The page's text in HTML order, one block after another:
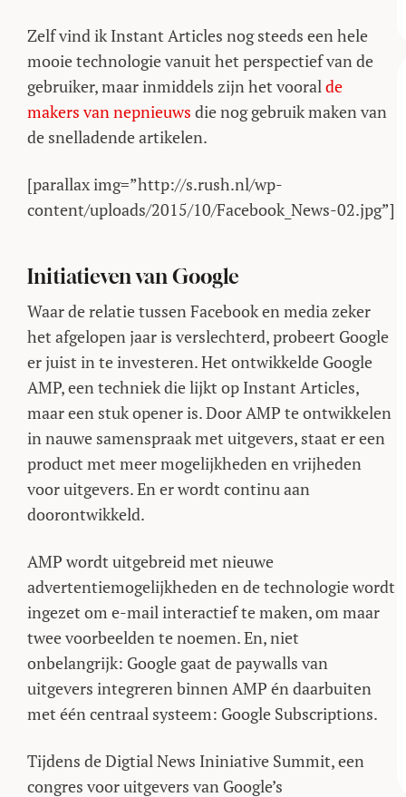
Zelf vind ik Instant Articles nog steeds een hele
mooie technologie vanuit het perspectief van de
gebruiker, maar inmiddels zijn het vooralde
makers van nepnieuws die nog gebruik maken van
de snelladende artikelen.
[parallax img=”http://s.rush.nl/wp-
content/uploads/2015/10/Facebook_News-02.jpg”]
Initiatieven van Google
Waar de relatie tussen Facebook en media zeker
het afgelopen jaar is verslechterd, probeert Google
er juist in te investeren. Het ontwikkelde Google
AMP, een techniek die lijkt op Instant Articles,
maar een stuk opener is. Door AMP te ontwikkelen
in nauwe samenspraak met uitgevers, staat er een
product met meer mogelijkheden en vrijheden
voor uitgevers. En er wordt continu aan
doorontwikkeld.
AMP wordt uitgebreid met nieuwe
advertentiemogelijkheden en de technologie wordt
ingezet om e-mail interactief te maken, om maar
twee voorbeelden te noemen. En, niet
onbelangrijk: Google gaat de paywalls van
uitgevers integreren binnen AMP én daarbuiten
met één centraal systeem: Google Subscriptions.
Tijdens de Digtial News Ininiative Summit, een
congres voor uitgevers van Google’s